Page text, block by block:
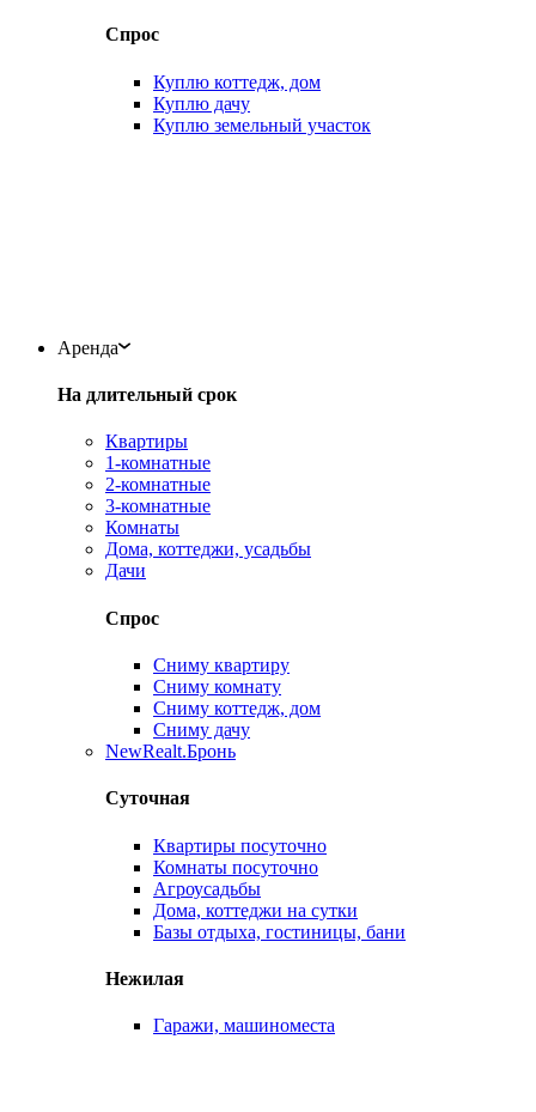
Спрос
Куплю коттедж, дом
Куплю дачу
Куплю земельный участок
Аренда
На длительный срок
Квартиры
1-комнатные
2-комнатные
3-комнатные
Комнаты
Дома, коттеджи, усадьбы
Дачи
Спрос
Сниму квартиру
Сниму комнату
Сниму коттедж, дом
Сниму дачу
NewRealt.Бронь
Суточная
Квартиры посуточно
Комнаты посуточно
Агроусадьбы
Дома, коттеджи на сутки
Базы отдыха, гостиницы, бани
Нежилая
Гаражи, машиноместа